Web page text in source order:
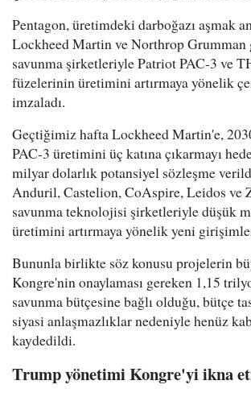
Pentagon, üretimdeki darboğazı aşmak
Lockheed Martin ve Northrop
savunma şirketleriyle Patriot PAC-3 ve
füzelerinin üretimini artırmaya yönelik
imzaladı.
Geçtiğimiz hafta Lockheed Martin'e,
PAC-3 üretimini üç katına çıkarmayı
milyar dolarlık potansiyel sözleşme
Anduril, Castelion, CoAspire, Leidos ve
savunma teknolojisi şirketleriyle düşük
üretimini artırmaya yönelik yeni
Bununla birlikte söz konusu projelerin
Kongre'nin onaylaması gereken 1,15
savunma bütçesine bağlı olduğu, bütçe
siyasi anlaşmazlıklar nedeniyle henüz
kaydedildi.
Trump yönetimi Kongre'yi ikna